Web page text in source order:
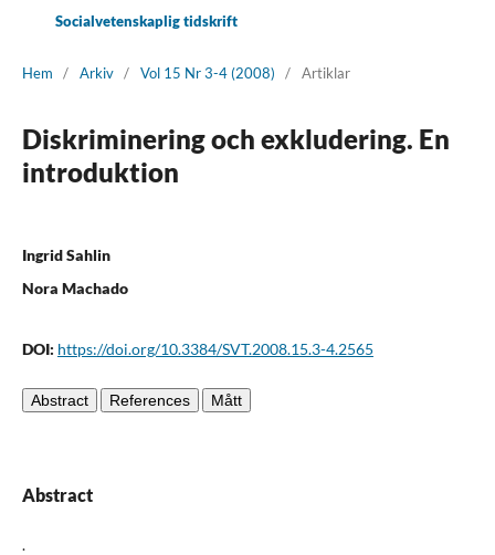
Socialvetenskaplig tidskrift
Hem / Arkiv / Vol 15 Nr 3-4 (2008) / Artiklar
Diskriminering och exkludering. En
introduktion
Ingrid Sahlin
Nora Machado
DOI: https://doi.org/10.3384/SVT.2008.15.3-4.2565
Abstract References Mått
Abstract
.